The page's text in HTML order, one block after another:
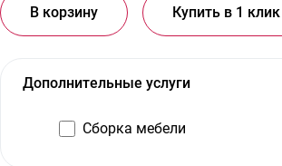
В корзину Купить в 1 клик
Дополнительные услуги
Сборка мебели